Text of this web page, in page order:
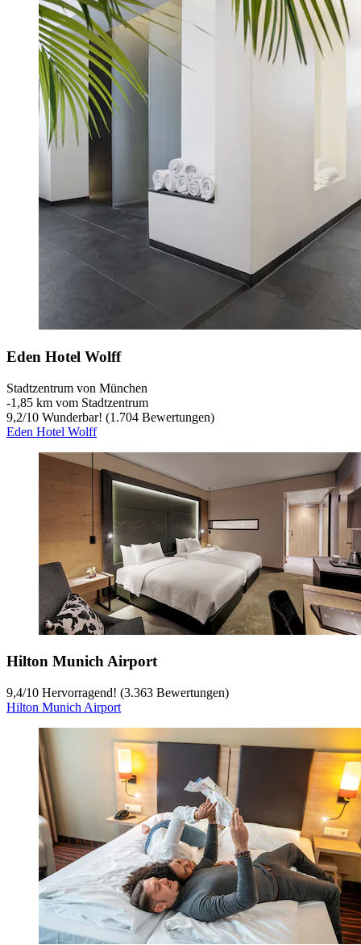
Eden Hotel Wolff
Stadtzentrum von München
‐1,85 km vom Stadtzentrum
9,2/10 Wunderbar! (1.704 Bewertungen)
Eden Hotel Wolff
Hilton Munich Airport
9,4/10 Hervorragend! (3.363 Bewertungen)
Hilton Munich Airport